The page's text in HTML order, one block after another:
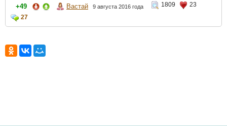
+49 Вастай 9 августа 2016 года 1809
23
27